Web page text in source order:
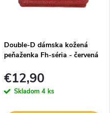
Double-D dámska kožená
peňaženka Fh-séria - červená
€12,90
Skladom 4 ks